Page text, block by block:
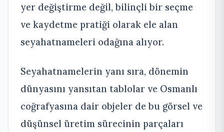
yer değiştirme değil, bilinçli bir seçme
ve kaydetme pratiği olarak ele alan
seyahatnameleri odağına alıyor.
Seyahatnamelerin yanı sıra, dönemin
dünyasını yansıtan tablolar ve Osmanlı
coğrafyasına dair objeler de bu görsel ve
düşünsel üretim sürecinin parçaları